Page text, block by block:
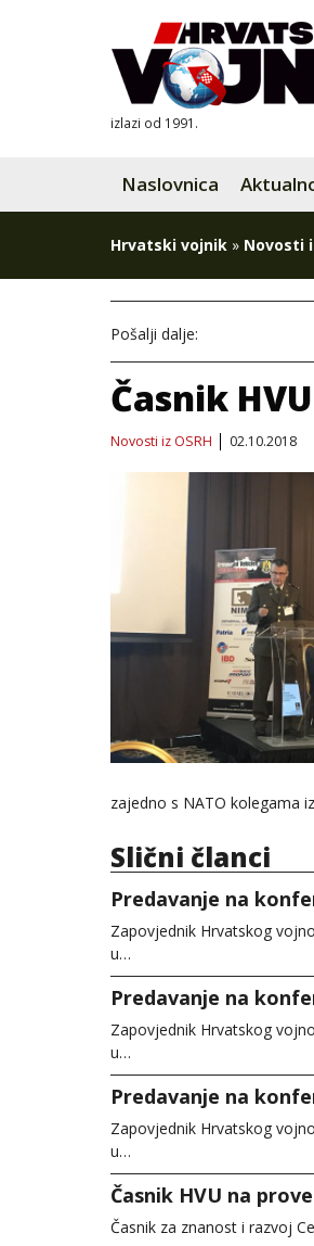
izlazi od 1991.
Naslovnica
Hrvatski vojnik » Novosti
Pošalji dalje:
Časnik
Novosti iz OSRH 02.10.2018
zajedno s NATO kolegama
Slični članci
Predavanje na
Zapovjednik Hrvatskog
u…
Predavanje na
Zapovjednik Hrvatskog
u…
Predavanje na
Zapovjednik Hrvatskog
u…
Časnik HVU na
Časnik za znanost i razvoj